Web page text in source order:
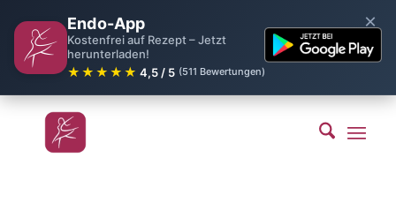
Endo-App
Kostenfrei auf Rezept – Jetzt
herunterladen!
★★★★★ 4,5 / 5 (511 Bewertungen)
×